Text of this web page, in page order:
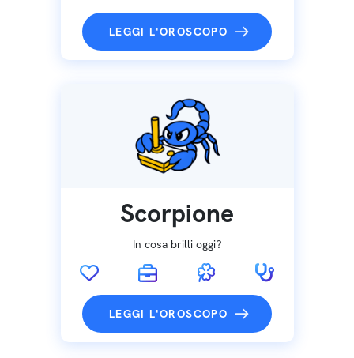
LEGGI L'OROSCOPO
Scorpione
In cosa brilli oggi?
LEGGI L'OROSCOPO